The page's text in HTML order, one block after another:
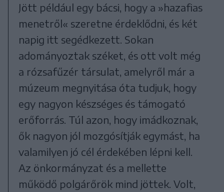
Jött például egy bácsi, hogy a »hazafias
menetről« szeretne érdeklődni, és két
napig itt segédkezett. Sokan
adományoztak széket, és ott volt még
a rózsafűzér társulat, amelyről már a
múzeum megnyitása óta tudjuk, hogy
egy nagyon készséges és támogató
erőforrás. Túl azon, hogy imádkoznak,
ők nagyon jól mozgósítják egymást, ha
valamilyen jó cél érdekében lépni kell.
Az önkormányzat és a mellette
működő polgárőrök mind jöttek. Volt,